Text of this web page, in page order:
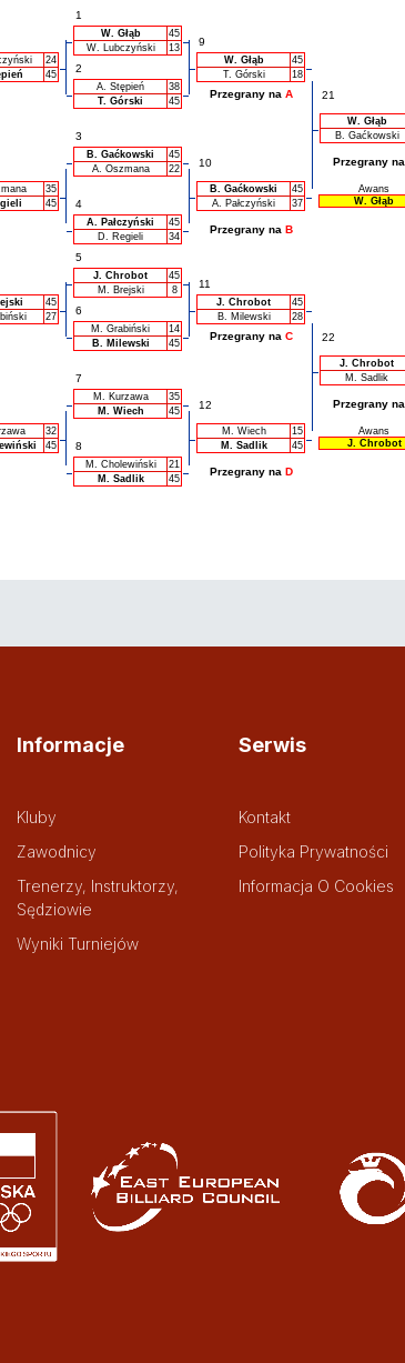
1
W. Głąb
45
W. Lubczyński
13 9
24
45
W. Głąb
45
T. Górski
18
21
2
A. Stępień
38
T. Górski
45
Przegrany na A
10
W. Głąb
B. Gaćkowski
3
B. Gaćkowski
45
A. Oszmana
22
Przegrany na
35
45
B. Gaćkowski
45
A. Pałczyński
37
Awans
W. Głąb
4
A. Pałczyński
45
D. Regieli
34
Przegrany na B
5
J. Chrobot
45
M. Brejski
8 11
45
27
J. Chrobot
45
B. Milewski
28
22
6
M. Grabiński
14
B. Milewski
45
Przegrany na C
12
J. Chrobot
M. Sadlik
7
M. Kurzawa
35
M. Wiech
45
Przegrany na
32
45
M. Wiech
15
M. Sadlik
45
Awans
J. Chrobot
8
M. Cholewiński
21
M. Sadlik
45
Przegrany na D
Informacje
Kluby
Zawodnicy
Trenerzy, Instruktorzy,
Sędziowie
Wyniki Turniejów
Serwis
Kontakt
Polityka Prywatności
Informacja O Cookies